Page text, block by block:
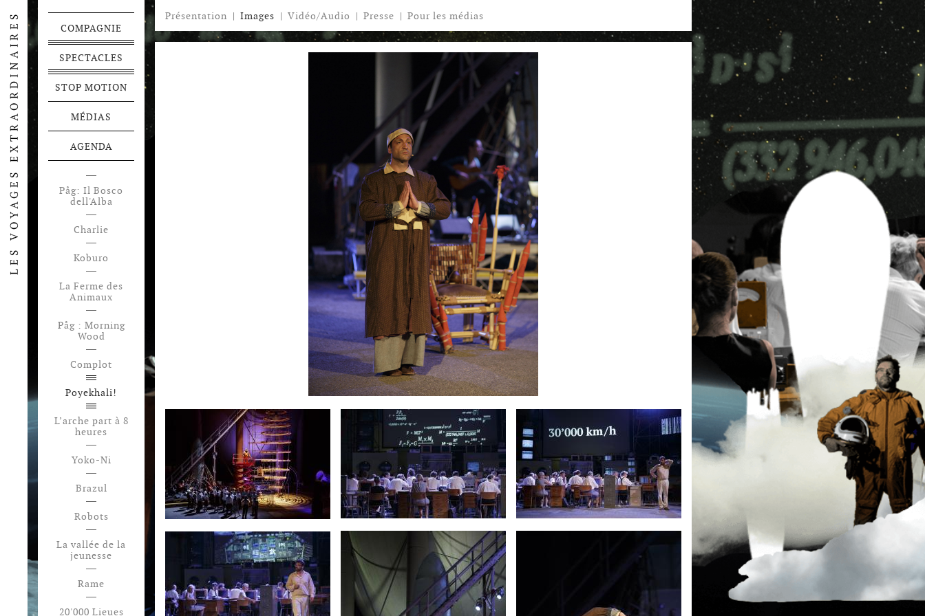
Présentation | Images | Vidéo/Audio | Presse | Pour les médias
COMPAGNIE
SPECTACLES
STOP MOTION
MÉDIAS
AGENDA
Påg: Il Bosco
dell'Alba
Charlie
Koburo
La Ferme des
Animaux
Påg : Morning
Wood
Complot
Poyekhali!
L’arche part à 8
heures
Yoko-Ni
Brazul
Robots
La vallée de la
jeunesse
Rame
20'000 Lieues